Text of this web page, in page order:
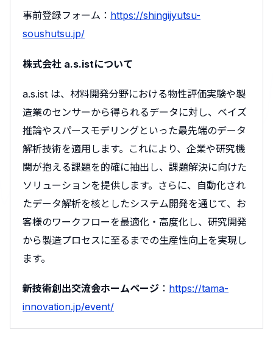
事前登録フォーム： https://shingijyutsu-
soushutsu.jp/
株式会社 a.s.istについて
a.s.ist は、材料開発分野における物性評価実験や製
造業のセンサーから得られるデータに対し、ベイズ
推論やスパースモデリングといった最先端のデータ
解析技術を適用します。これにより、企業や研究機
関が抱える課題を的確に抽出し、課題解決に向けた
ソリューションを提供します。さらに、自動化され
たデータ解析を核としたシステム開発を通じて、お
客様のワークフローを最適化・高度化し、研究開発
から製造プロセスに至るまでの生産性向上を実現し
ます。
新技術創出交流会ホームページ ： https://tama-
innovation.jp/event/